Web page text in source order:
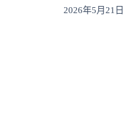
2026年5月21日